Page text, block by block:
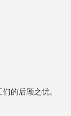
的后顾之忧。